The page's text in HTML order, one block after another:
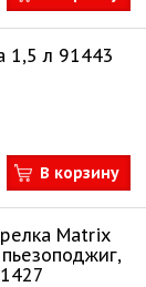
1,5 л 91443
В корзину
Matrix